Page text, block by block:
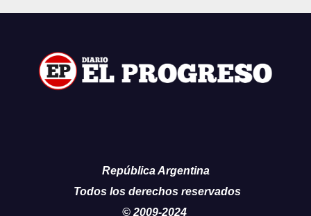
República Argentina
Todos los derechos reservados
© 2009-2024